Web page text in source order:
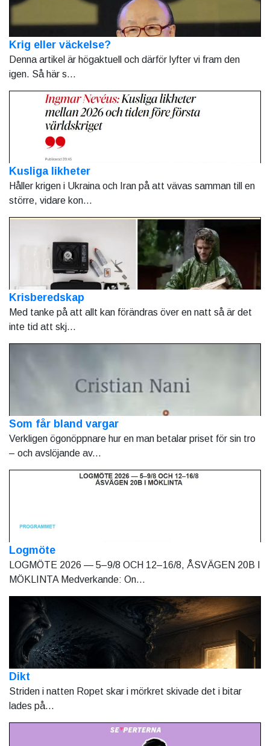
Krig eller väckelse?
Denna artikel är högaktuell och därför lyfter vi fram den
igen. Så här s...
Kusliga likheter
Håller krigen i Ukraina och Iran på att vävas samman till en
större, vidare kon...
Krisberedskap
Med tanke på att allt kan förändras över en natt så är det
inte tid att skj...
Som får bland vargar
Verkligen ögonöppnare hur en man betalar priset för sin tro
– och avslöjande av...
Logmöte
LOGMÖTE 2026 — 5–9/8 OCH 12–16/8, ÅSVÄGEN 20B I
MÖKLINTA Medverkande: On...
Dikt
Striden i natten Ropet skar i mörkret skivade det i bitar
lades på...